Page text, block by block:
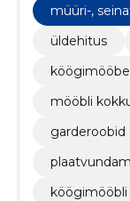
müüri-,
üldehitus
mööbli
garderoobid
köögimööbli